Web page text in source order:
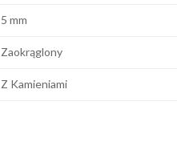
5 mm
Zaokrąglony
Z Kamieniami